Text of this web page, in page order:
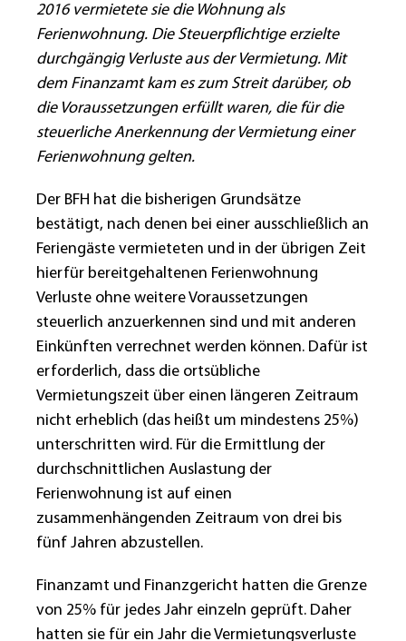
2016 vermietete sie die Wohnung als
Ferienwohnung. Die Steuerpflichtige erzielte
durchgängig Verluste aus der Vermietung. Mit
dem Finanzamt kam es zum Streit darüber, ob
die Voraussetzungen erfüllt waren, die für die
steuerliche Anerkennung der Vermietung einer
Ferienwohnung gelten.
Der BFH hat die bisherigen Grundsätze
bestätigt, nach denen bei einer ausschließlich an
Feriengäste vermieteten und in der übrigen Zeit
hierfür bereitgehaltenen Ferienwohnung
Verluste ohne weitere Voraussetzungen
steuerlich anzuerkennen sind und mit anderen
Einkünften verrechnet werden können. Dafür ist
erforderlich, dass die ortsübliche
Vermietungszeit über einen längeren Zeitraum
nicht erheblich (das heißt um mindestens 25%)
unterschritten wird. Für die Ermittlung der
durchschnittlichen Auslastung der
Ferienwohnung ist auf einen
zusammenhängenden Zeitraum von drei bis
fünf Jahren abzustellen.
Finanzamt und Finanzgericht hatten die Grenze
von 25% für jedes Jahr einzeln geprüft. Daher
hatten sie für ein Jahr die Vermietungsverluste